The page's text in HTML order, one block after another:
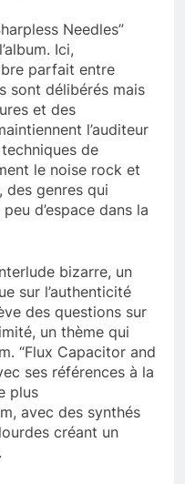
Needles”
Ici,
parfait entre
sont délibérés mais
et des
l’auditeur
de
le noise rock et
des genres qui
d’espace dans la
bizarre, un
sur l’authenticité
des questions sur
un thème qui
“Flux Capacitor and
ses références à la
plus
avec des synthés
créant un